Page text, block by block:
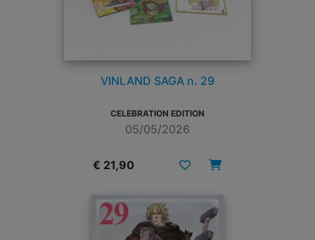
VINLAND SAGA n. 29
CELEBRATION EDITION
05/05/2026
€ 21,90